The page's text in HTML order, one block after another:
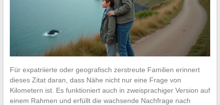
Für expatriierte oder geografisch zerstreute Familien erinnert
dieses Zitat daran, dass Nähe nicht nur eine Frage von
Kilometern ist. Es funktioniert auch in zweisprachiger Version auf
einem Rahmen und erfüllt die wachsende Nachfrage nach